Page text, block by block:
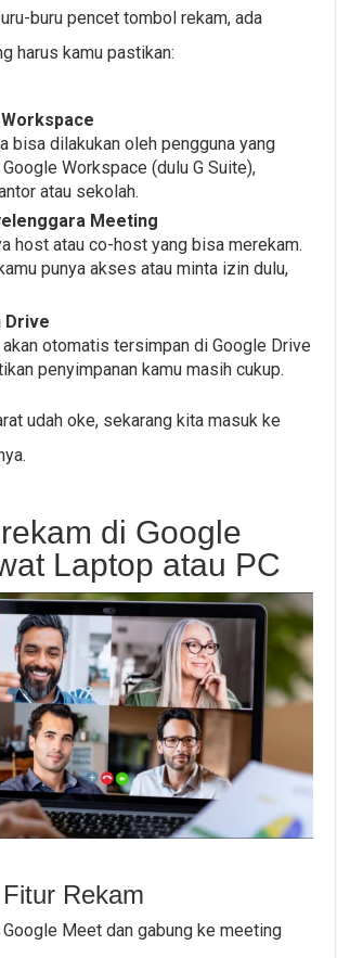
buru pencet tombol rekam, ada
harus kamu pastikan:
bisa dilakukan oleh pengguna yang
Workspace (dulu G Suite),
atau sekolah.
Meeting
host atau co-host yang bisa merekam.
punya akses atau minta izin dulu,
Drive
otomatis tersimpan di Google Drive
penyimpanan kamu masih cukup.
udah oke, sekarang kita masuk ke
di Google
Laptop atau PC
Rekam
Google Meet dan gabung ke meeting